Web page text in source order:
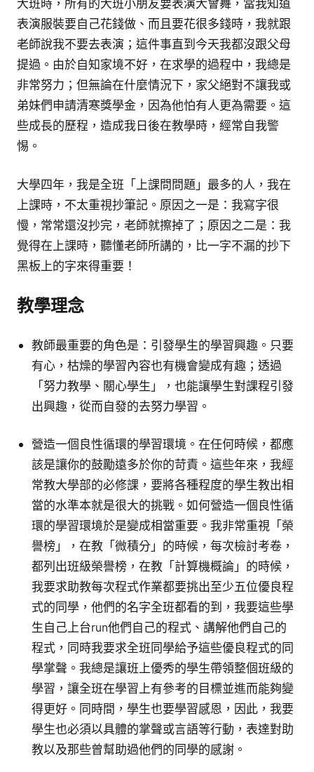
大班時，所有的大班小朋友要表演大會舞，當我知道
表演服裝要自己花錢做、而且要花很多錢時，我就跟
老師說我不要去表演；這件事直到今天我都沒跟父母
提過。由於自知家境不好，在求學的過程中，我總是
非常努力；但無論在什麼情況下，家父絕對不讓我或
弟妹們申請清寒獎學金，因為他怕有人更為需要。這
些成長的歷程，造成我日後在教學時，經常自我警
惕。
大學四年，我是全班「上課問問題」最多的人，我在
上課時，不太重視抄筆記。原因之一是：我寫字很
慢，常常還沒抄完，老師就擦掉了；原因之二是：我
覺得在上課時，聽懂老師所講的，比一字不漏的抄下
黑板上的字來得重要！
教學理念
教師最重要的角色是：引發學生的學習興趣。只要
有心，枯燥的學習內容也有機會變成有趣；透過
「努力教學、關心學生」，也能讓學生對課程引發
出興趣，從而自發的去努力學習。
營造一個良性循環的學習環境。在任何時候，都應
該是讓你的鼓勵遠多於你的苛責。這些年來，我經
常教大學部的必修課，要將各種程度的學生教出相
當的水準本就是很大的挑戰。如何營造一個良性循
環的學習環境於是變成相當重要。我非常重視「榮
譽榜」，在教「微積分」的時候，每次檢討考卷，
都列出班級榮譽榜，在教「計算機概論」的時候，
我要求助教每次程式作業都要挑出至少五位優良程
式的同學，他們的名字全班都看的到，我要這些學
生自己上台run他們自己的程式、講解他們自己的
程式，同時我要求全班同學給予這些優良程式的同
學掌聲。我總是讓班上優秀的學生帶領整個班級的
學習，讓全班在學習上有參考的目標並進而能夠變
得更好。同時間，學生也要學習感恩，因此，我要
學生也必須以具體的掌聲或言語等行動，表達對助
教以及那些曾幫助過他們的同學的感謝。